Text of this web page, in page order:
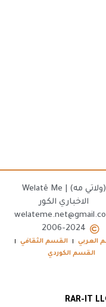
(ولاتي مه) | Welatê Me
الاخباري الكور
2006-2024
العربي
القسم الثقافي
القسم الكوردي